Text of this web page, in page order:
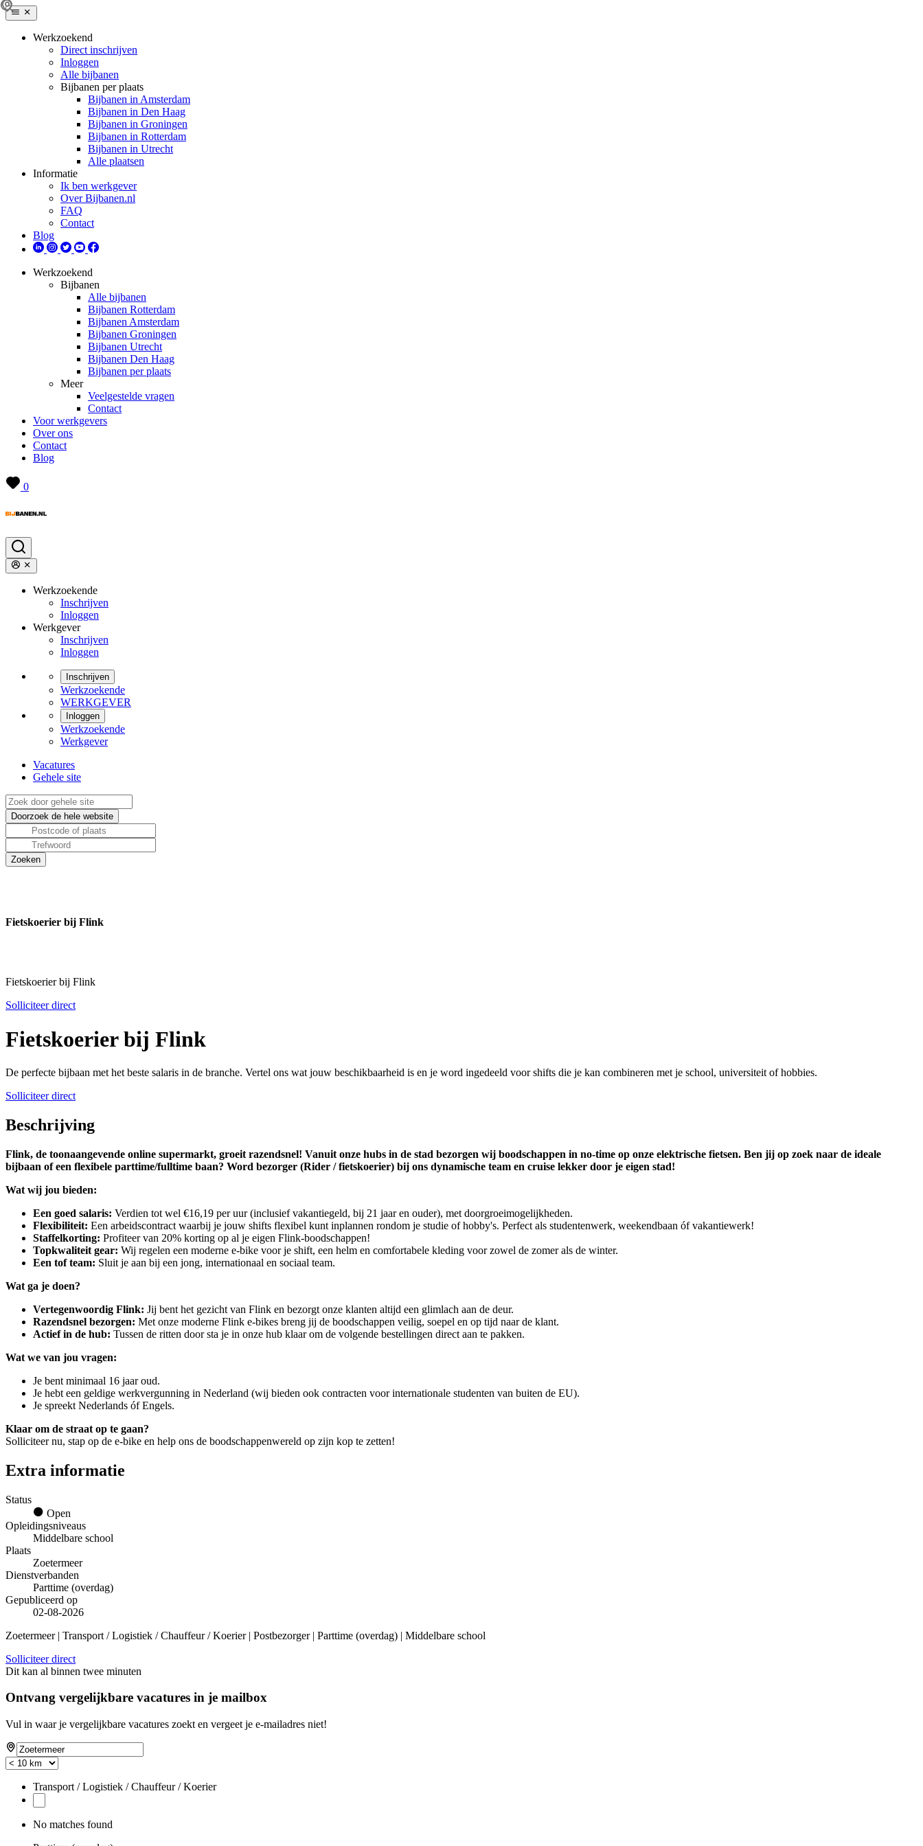
Werkzoekend
Direct inschrijven
Inloggen
Alle bijbanen
Bijbanen per plaats
Bijbanen in Amsterdam
Bijbanen in Den Haag
Bijbanen in Groningen
Bijbanen in Rotterdam
Bijbanen in Utrecht
Alle plaatsen
Informatie
Ik ben werkgever
Over Bijbanen.nl
FAQ
Contact
Blog
Werkzoekend
Bijbanen
Alle bijbanen
Bijbanen Rotterdam
Bijbanen Amsterdam
Bijbanen Groningen
Bijbanen Utrecht
Bijbanen Den Haag
Bijbanen per plaats
Meer
Veelgestelde vragen
Contact
Voor werkgevers
Over ons
Contact
Blog
0
Werkzoekende
Inschrijven
Inloggen
Werkgever
Inschrijven
Inloggen
Inschrijven
Werkzoekende
WERKGEVER
Inloggen
Werkzoekende
Werkgever
Vacatures
Gehele site
Fietskoerier bij Flink
Fietskoerier bij Flink
Solliciteer direct
Fietskoerier bij Flink
De perfecte bijbaan met het beste salaris in de branche. Vertel ons wat jouw beschikbaarheid is en je word ingedeeld voor shifts die je kan combineren met je school, universiteit of hobbies.
Solliciteer direct
Beschrijving
Flink, de toonaangevende online supermarkt, groeit razendsnel! Vanuit onze hubs in de stad bezorgen wij boodschappen in no-time op onze elektrische fietsen. Ben jij op zoek naar de ideale
bijbaan of een flexibele parttime/fulltime baan? Word bezorger (Rider / fietskoerier) bij ons dynamische team en cruise lekker door je eigen stad!
Wat wij jou bieden:
Een goed salaris: Verdien tot wel €16,19 per uur (inclusief vakantiegeld, bij 21 jaar en ouder), met doorgroeimogelijkheden.
Flexibiliteit: Een arbeidscontract waarbij je jouw shifts flexibel kunt inplannen rondom je studie of hobby's. Perfect als studentenwerk, weekendbaan óf vakantiewerk!
Staffelkorting: Profiteer van 20% korting op al je eigen Flink-boodschappen!
Topkwaliteit gear: Wij regelen een moderne e-bike voor je shift, een helm en comfortabele kleding voor zowel de zomer als de winter.
Een tof team: Sluit je aan bij een jong, internationaal en sociaal team.
Wat ga je doen?
Vertegenwoordig Flink: Jij bent het gezicht van Flink en bezorgt onze klanten altijd een glimlach aan de deur.
Razendsnel bezorgen: Met onze moderne Flink e-bikes breng jij de boodschappen veilig, soepel en op tijd naar de klant.
Actief in de hub: Tussen de ritten door sta je in onze hub klaar om de volgende bestellingen direct aan te pakken.
Wat we van jou vragen:
Je bent minimaal 16 jaar oud.
Je hebt een geldige werkvergunning in Nederland (wij bieden ook contracten voor internationale studenten van buiten de EU).
Je spreekt Nederlands óf Engels.
Klaar om de straat op te gaan?
Solliciteer nu, stap op de e-bike en help ons de boodschappenwereld op zijn kop te zetten!
Extra informatie
Status
Open
Opleidingsniveaus
Middelbare school
Plaats
Zoetermeer
Dienstverbanden
Parttime (overdag)
Gepubliceerd op
02-08-2026
Zoetermeer | Transport / Logistiek / Chauffeur / Koerier | Postbezorger | Parttime (overdag) | Middelbare school
Solliciteer direct
Dit kan al binnen twee minuten
Ontvang vergelijkbare vacatures in je mailbox
Vul in waar je vergelijkbare vacatures zoekt en vergeet je e-mailadres niet!
Transport / Logistiek / Chauffeur / Koerier
No matches found